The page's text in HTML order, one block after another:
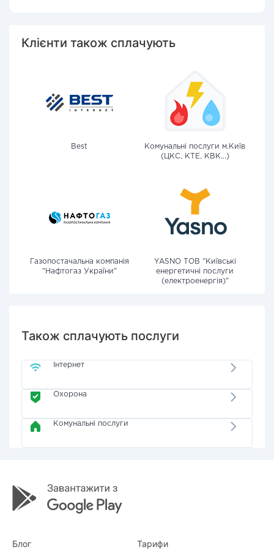
Клієнти також сплачують
Best
Комунальні послуги м.Київ
(ЦКС, КТЕ, КВК...)
Газопостачальна компанія
"Нафтогаз України"
YASNO ТОВ "Київські
енергетичні послуги
(електроенергія)"
Також сплачують послуги
Інтернет
Охорона
Комунальні послуги
Блог Тарифи